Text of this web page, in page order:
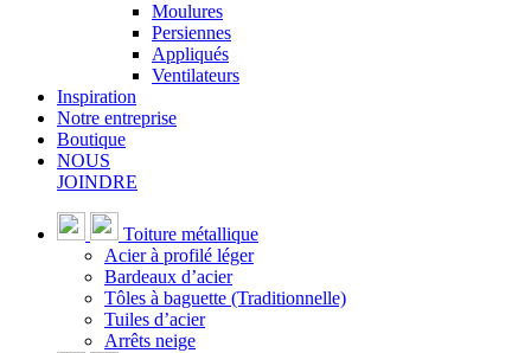
Moulures
Persiennes
Appliqués
Ventilateurs
Inspiration
Notre entreprise
Boutique
NOUS
JOINDRE
Toiture métallique
Acier à profilé léger
Bardeaux d’acier
Tôles à baguette (Traditionnelle)
Tuiles d’acier
Arrêts neige